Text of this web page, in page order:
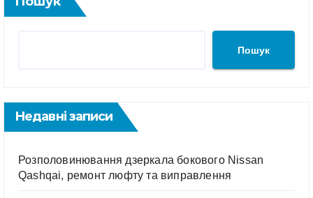
Пошук
Недавні записи
Розполовинювання дзеркала бокового Nissan
Qashqai, ремонт люфту та виправлення